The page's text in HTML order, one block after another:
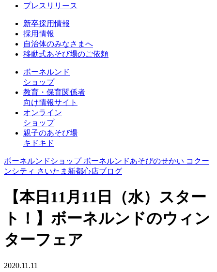
プレスリリース
新卒採用情報
採用情報
自治体のみなさまへ
移動式あそび場のご依頼
ボーネルンド
ショップ
教育・保育関係者
向け情報サイト
オンライン
ショップ
親子のあそび場
キドキド
ボーネルンドショップ ボーネルンドあそびのせかい コクー
ンシティ さいたま新都心店ブログ
【本日11月11日（水）スター
ト！】ボーネルンドのウィン
ターフェア
2020.11.11